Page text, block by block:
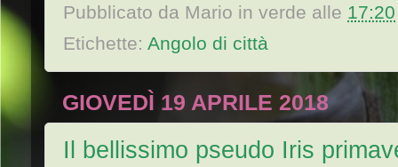
Pubblicato da Mario in verde alle 17:20
Etichette: Angolo di città
GIOVEDÌ 19 APRILE 2018
Il bellissimo pseudo Iris